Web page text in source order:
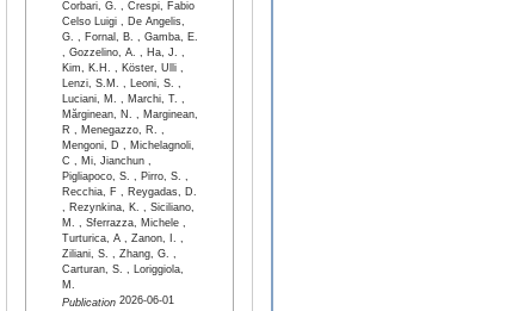
Corbari, G. , Crespi, Fabio
Celso Luigi , De Angelis,
G. , Fornal, B. , Gamba, E.
, Gozzelino, A. , Ha, J. ,
Kim, K.H. , Köster, Ulli ,
Lenzi, S.M. , Leoni, S. ,
Luciani, M. , Marchi, T. ,
Mărginean, N. , Marginean,
R , Menegazzo, R. ,
Mengoni, D , Michelagnoli,
C , Mi, Jianchun ,
Pigliapoco, S. , Pirro, S. ,
Recchia, F , Reygadas, D.
, Rezynkina, K. , Siciliano,
M. , Sferrazza, Michele ,
Turturica, A , Zanon, I. ,
Ziliani, S. , Zhang, G. ,
Carturan, S. , Loriggiola,
M.
Publication2026-06-01